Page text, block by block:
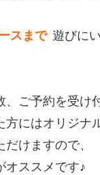
スまで 遊びに
、ご予約を受け
方にはオリジナ
けますので、
オススメです♪